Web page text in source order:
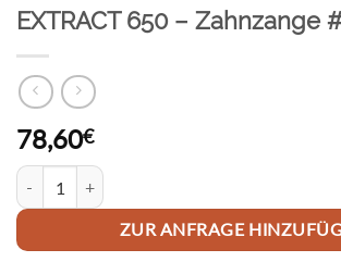
EXTRACT 650 – Zahnzange
78,60€
EXTRACT 650 - Zahnzange # 73 Menge
ZUR ANFRAGE